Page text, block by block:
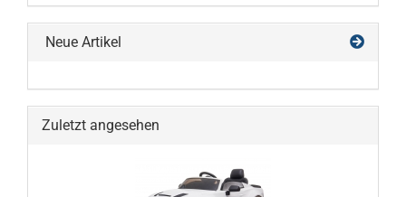
Neue Artikel
Zuletzt angesehen